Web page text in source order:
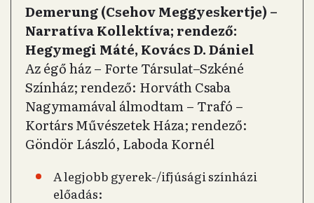
Demerung (Csehov Meggyeskertje) –
Narratíva Kollektíva; rendező:
Hegymegi Máté, Kovács D. Dániel
Az égő ház – Forte Társulat–Szkéné
Színház; rendező: Horváth Csaba
Nagymamával álmodtam – Trafó –
Kortárs Művészetek Háza; rendező:
Göndör László, Laboda Kornél
A legjobb gyerek-/ifjúsági színházi
előadás: